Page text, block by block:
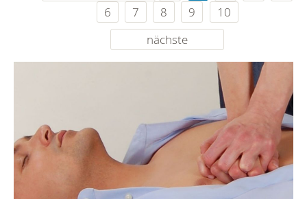
6
7 8 9
10
nächste